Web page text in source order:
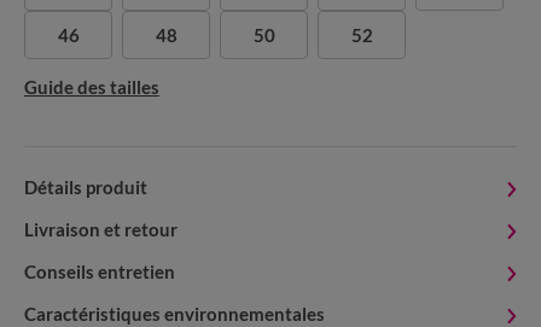
46 48 50 52
Guide des tailles
Détails produit
Livraison et retour
Conseils entretien
Caractéristiques environnementales